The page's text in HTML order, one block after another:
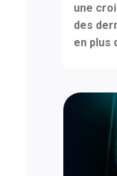
une
des
en plus